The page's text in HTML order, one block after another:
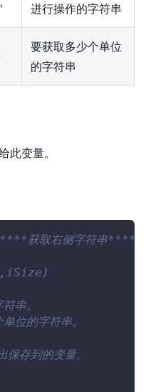
进行操作的字符串
要获取多少个单位
的字符串
此变量。
获取右侧字符串
串。
位的字符串。
存到的变量。